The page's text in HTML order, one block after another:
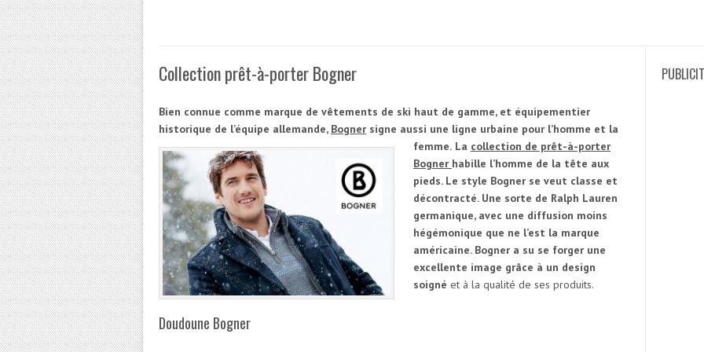
Collection prêt-à-porter Bogner
Bien connue comme marque de vêtements de ski haut de gamme, et équipementier
historique de l’équipe allemande, Bogner signe aussi une ligne urbaine pour l’homme et la
femme. La collection de prêt-à-porter
Bogner habille l’homme de la tête aux
pieds. Le style Bogner se veut classe et
décontracté. Une sorte de Ralph Lauren
germanique, avec une diffusion moins
hégémonique que ne l’est la marque
américaine. Bogner a su se forger une
excellente image grâce à un design
soigné et à la qualité de ses produits.
Doudoune Bogner